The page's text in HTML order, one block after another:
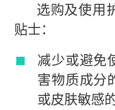
选购及使用
贴士：
减少或避免
害物质成分
或皮肤敏感